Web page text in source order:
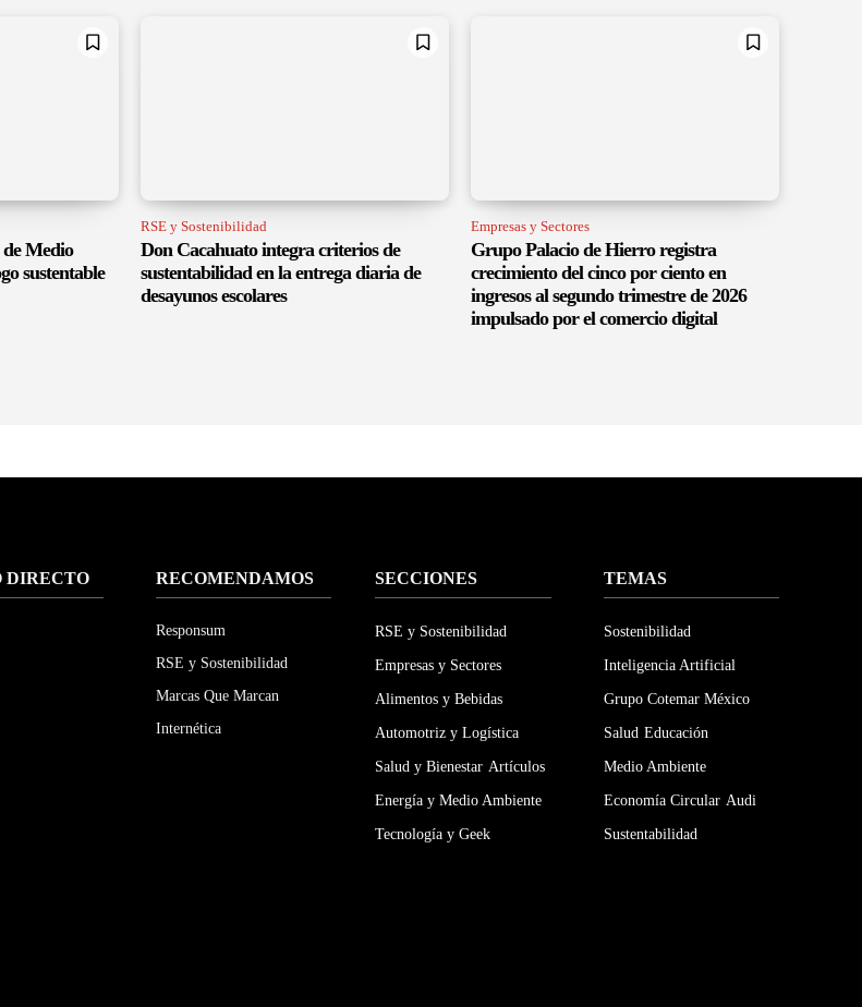
Medio
sustentable
RSE y Sostenibilidad
Don Cacahuato integra criterios de
sustentabilidad en la entrega diaria de
desayunos escolares
Empresas y Sectores
Grupo Palacio de Hierro registra
crecimiento del cinco por ciento en
ingresos al segundo trimestre de 2026
impulsado por el comercio digital
DIRECTO RECOMENDAMOS
Responsum
RSE y Sostenibilidad
Marcas Que Marcan
Internética
SECCIONES
RSE y Sostenibilidad
Empresas y Sectores
Alimentos y Bebidas
Automotriz y Logística
Salud y Bienestar Artículos
Energía y Medio Ambiente
Tecnología y Geek
TEMAS
Sostenibilidad
Inteligencia Artificial
Grupo Cotemar México
Salud Educación
Medio Ambiente
Economía Circular Audi
Sustentabilidad